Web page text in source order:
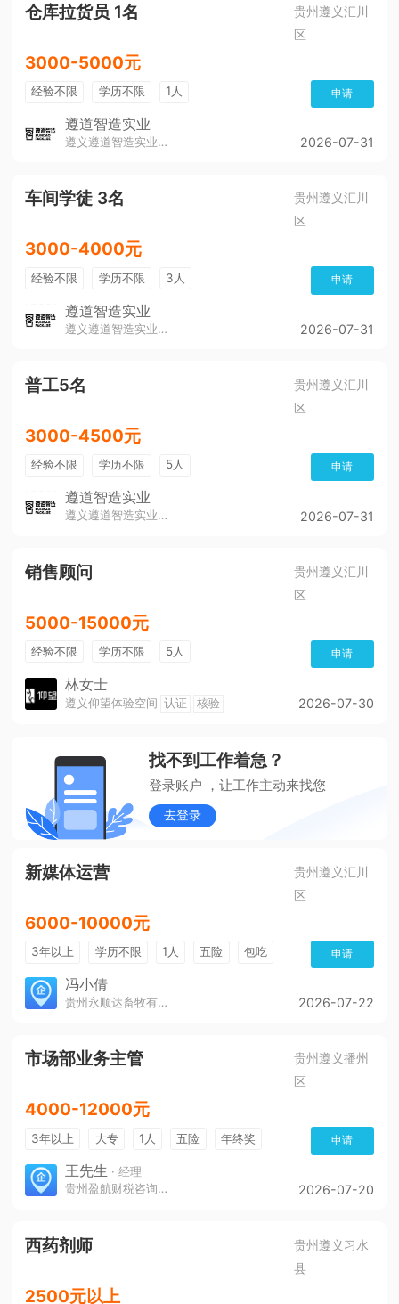
仓库拉货员 1名
贵州遵义汇川
区
3000-5000元
经验不限 学历不限 1人 申请
遵道智造实业
遵义遵道智造实业有限公司 2026-07-31
车间学徒 3名
贵州遵义汇川
区
3000-4000元
经验不限 学历不限 3人 申请
遵道智造实业
遵义遵道智造实业有限公司 2026-07-31
普工5名
贵州遵义汇川
区
3000-4500元
经验不限 学历不限 5人 申请
遵道智造实业
遵义遵道智造实业有限公司 2026-07-31
销售顾问
贵州遵义汇川
区
5000-15000元
经验不限 学历不限 5人 申请
林女士
遵义仰望体验空间 认证 核验 2026-07-30
找不到工作着急？
登录账户 ，让工作主动来找您
去登录
新媒体运营
贵州遵义汇川
区
6000-10000元
3年以上 学历不限 1人 五险 包吃 申请
冯小倩
贵州永顺达畜牧有限公司 2026-07-22
市场部业务主管
贵州遵义播州
区
4000-12000元
3年以上 大专 1人 五险
年终奖
免费培训
环境好
申请
王先生 · 经理
贵州盈航财税咨询服务有限公司
2026-07-20
西药剂师
贵州遵义习水
县
2500元以上